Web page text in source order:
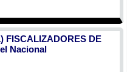
FISCALIZADORES DE
Nacional